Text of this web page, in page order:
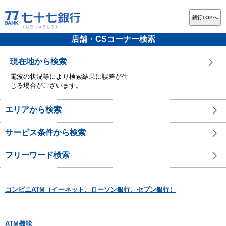
銀行TOPへ
店舗・CSコーナー検索
現在地から検索
電波の状況等により検索結果に誤差が生
じる場合がございます。
エリアから検索
サービス条件から検索
フリーワード検索
コンビニATM（イーネット、ローソン銀行、セブン銀行）
ATM機能